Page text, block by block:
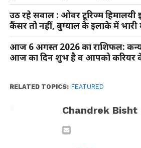
उठ रहे सवाल : ओवर टूरिज्म हिमालयी
कैंसर तो नहीं, बुग्याल के इलाके में भारी
आज 6 अगस्त 2026 का राशिफल:
आज का दिन शुभ है व आपको करियर
RELATED TOPICS: FEATURED
Chandrek Bisht